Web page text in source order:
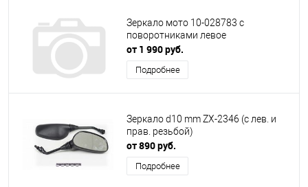
Зеркало мото 10-028783 с
поворотниками левое
от 1 990 руб.
Подробнее
Зеркало d10 mm ZX-2346 (с лев. и
прав. резьбой)
от 890 руб.
Подробнее